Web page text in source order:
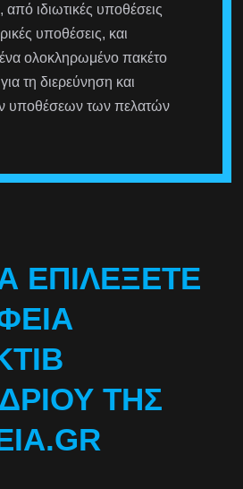
ιδιωτικές υποθέσεις
υποθέσεις, και
ολοκληρωμένο πακέτο
τη διερεύνηση και
υποθέσεων των πελατών
ΕΠΙΛΈΞΕΤΕ
ΤΗΣ